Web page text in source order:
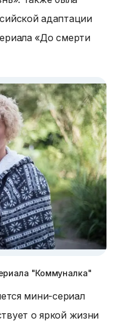
адаптации
«До смерти
"Коммуналка"
мини-сериал
о яркой жизни